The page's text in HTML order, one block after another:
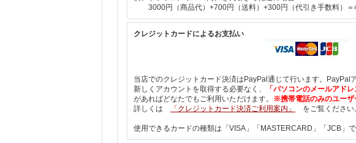
3000円（商品代）+700円（送料）+300円（代引き手数料
クレジットカードによるお支払い
当店でのクレジットカード決済はPayPal通じて行います。PayPal
新しくアカウントを取得する必要なく、
「パソコンのメールアド
があればどなたでもご利用いただけます。 ※携帯電話のみのユーザ
詳しくは
「クレジットカード決済ご利用案内」 をご覧ください
使用できるカードの種類は「VISA」「MASTERCARD」「JCB」で